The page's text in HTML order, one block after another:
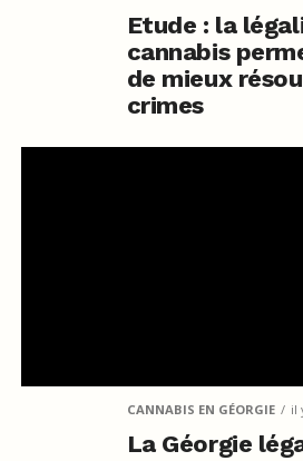
Etude : la
cannabis
de mieux
crimes
CANNABIS EN GÉORGIE il
La Géorgie